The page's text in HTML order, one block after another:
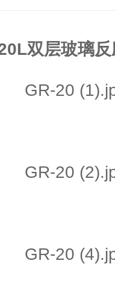
双层玻璃反